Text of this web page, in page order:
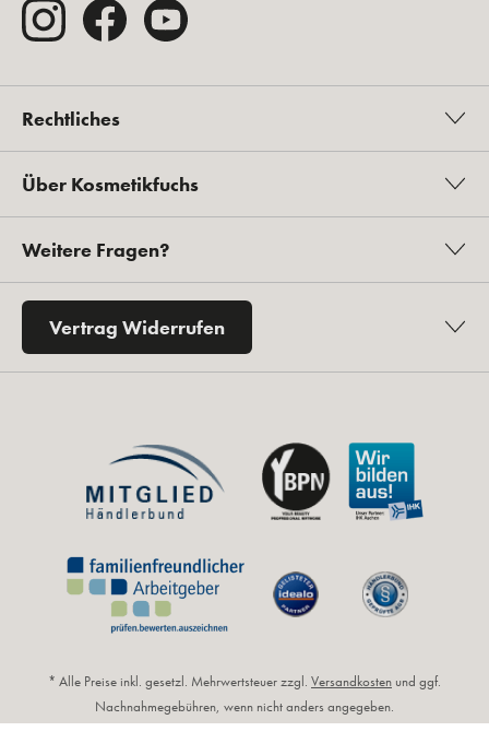
Rechtliches
Über Kosmetikfuchs
Weitere Fragen?
Vertrag Widerrufen
* Alle Preise inkl. gesetzl. Mehrwertsteuer zzgl. Versandkosten und ggf.
Nachnahmegebühren, wenn nicht anders angegeben.